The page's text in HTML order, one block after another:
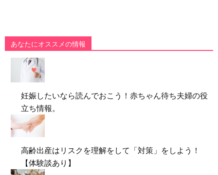
あなたにオススメの情報
妊娠したいなら読んでおこう！赤ちゃん待ち夫婦の役
立ち情報。
高齢出産はリスクを理解をして「対策」をしよう！
【体験談あり】